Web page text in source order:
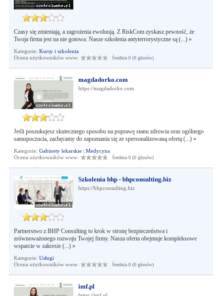
Czasy się zmieniają, a zagrożenia ewoluują. Z RiskCom zyskasz pewność, że
Twoja firma jest na nie gotowa. Nasze szkolenia antyterrorystyczne są (...) »
Kategorie: Kursy i szkolenia
Ocena użytkowników www:
Średnia 0 (0 głosów)
magdadorko.com
https://magdadorko.com
Jeśli poszukujesz skutecznego sposobu na poprawę stanu zdrowia oraz ogólnego
samopoczucia, zachęcamy do zapoznania się ze spersonalizowaną ofertą (...) »
Kategorie: Gabinety lekarskie| Medycyna
Ocena użytkowników www:
Średnia 0 (0 głosów)
Szkolenia bhp - bhpconsulting.biz
https://bhpconsulting.biz
Partnerstwo z BHP Consulting to krok w stronę bezpieczeństwa i
zrównoważonego rozwoju Twojej firmy. Nasza oferta obejmuje kompleksowe
wsparcie w zakresie (...) »
Kategorie: Usługi
Ocena użytkowników www:
Średnia 0 (0 głosów)
imf.pl